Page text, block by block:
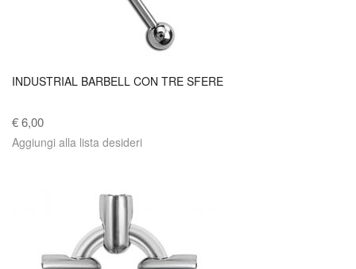
INDUSTRIAL BARBELL CON TRE SFERE
€ 6,00
Aggiungi alla lista desideri